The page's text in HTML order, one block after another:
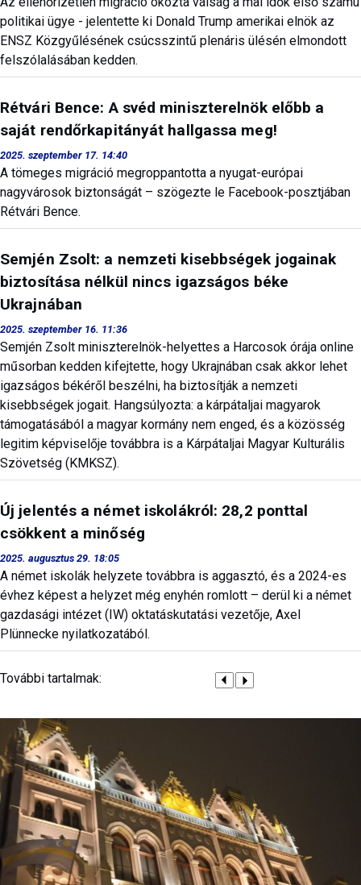
politikai ügye - jelentette ki Donald Trump amerikai elnök az
ENSZ Közgyűlésének csúcsszintű plenáris ülésén elmondott
felszólalásában kedden.
Rétvári Bence: A svéd miniszterelnök előbb a
saját rendőrkapitányát hallgassa meg!
2025. szeptember 17. 14:40
A tömeges migráció megroppantotta a nyugat-európai
nagyvárosok biztonságát – szögezte le Facebook-posztjában
Rétvári Bence.
Semjén Zsolt: a nemzeti kisebbségek jogainak
biztosítása nélkül nincs igazságos béke
Ukrajnában
2025. szeptember 16. 11:36
Semjén Zsolt miniszterelnök-helyettes a Harcosok órája online
műsorban kedden kifejtette, hogy Ukrajnában csak akkor lehet
igazságos békéről beszélni, ha biztosítják a nemzeti
kisebbségek jogait. Hangsúlyozta: a kárpátaljai magyarok
támogatásából a magyar kormány nem enged, és a közösség
legitim képviselője továbbra is a Kárpátaljai Magyar Kulturális
Szövetség (KMKSZ).
Új jelentés a német iskolákról: 28,2 ponttal
csökkent a minőség
2025. augusztus 29. 18:05
A német iskolák helyzete továbbra is aggasztó, és a 2024-es
évhez képest a helyzet még enyhén romlott – derül ki a német
gazdasági intézet (IW) oktatáskutatási vezetője, Axel
Plünnecke nyilatkozatából.
További tartalmak: